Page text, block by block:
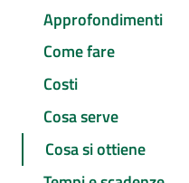
Approfondimenti
Come fare
Costi
Cosa serve
Cosa si ottiene